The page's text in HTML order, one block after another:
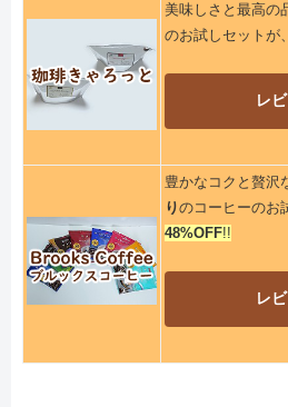
美味しさと最高の
のお試しセットが、
レ
豊かなコクと贅沢
りのコーヒーのお
48%OFF!!
レ